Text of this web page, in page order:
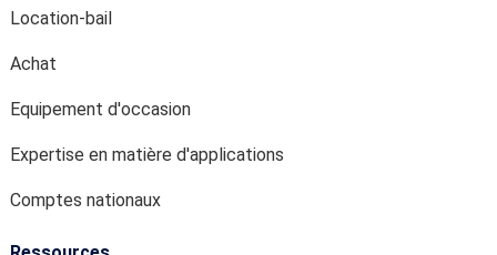
Expertise en matière d'applications
Comptes nationaux
Ressources
Industries
Études de cas